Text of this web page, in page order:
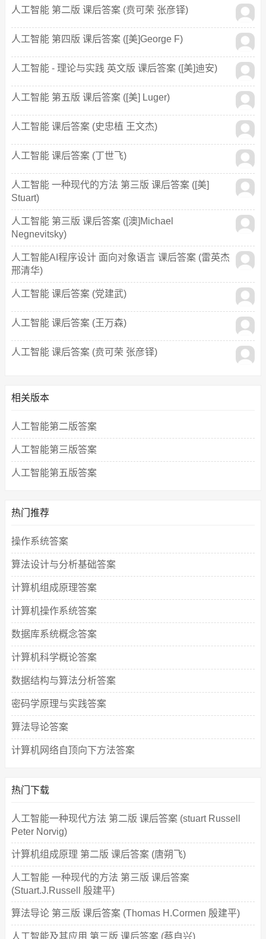
人工智能 第二版 课后答案 (贲可荣 张彦铎)
人工智能 第四版 课后答案 ([美]George F)
人工智能 - 理论与实践 英文版 课后答案 ([美]迪安)
人工智能 第五版 课后答案 ([美] Luger)
人工智能 课后答案 (史忠植 王文杰)
人工智能 课后答案 (丁世飞)
人工智能 一种现代的方法 第三版 课后答案 ([美]
Stuart)
人工智能 第三版 课后答案 ([澳]Michael
Negnevitsky)
人工智能AI程序设计 面向对象语言 课后答案 (雷英杰
邢清华)
人工智能 课后答案 (党建武)
人工智能 课后答案 (王万森)
人工智能 课后答案 (贲可荣 张彦铎)
相关版本
人工智能第二版答案
人工智能第三版答案
人工智能第五版答案
热门推荐
操作系统答案
算法设计与分析基础答案
计算机组成原理答案
计算机操作系统答案
数据库系统概念答案
计算机科学概论答案
数据结构与算法分析答案
密码学原理与实践答案
算法导论答案
计算机网络自顶向下方法答案
热门下载
人工智能一种现代方法 第二版 课后答案 (stuart Russell
Peter Norvig)
计算机组成原理 第二版 课后答案 (唐朔飞)
人工智能 一种现代的方法 第三版 课后答案
(Stuart.J.Russell 殷建平)
算法导论 第三版 课后答案 (Thomas H.Cormen 殷建平)
人工智能及其应用 第三版 课后答案 (蔡自兴)